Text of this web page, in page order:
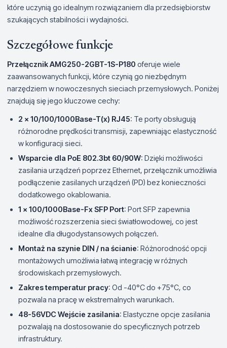
które uczynią go idealnym rozwiązaniem dla przedsiębiorstw
szukających stabilności i wydajności.
Szczegółowe funkcje
Przełącznik AMG250-2GBT-1S-P180 oferuje wiele
zaawansowanych funkcji, które czynią go niezbędnym
narzędziem w nowoczesnych sieciach przemysłowych. Poniżej
znajdują się jego kluczowe cechy:
2 x 10/100/1000Base-T(x) RJ45: Te porty obsługują
różnorodne prędkości transmisji, zapewniając elastyczność
w konfiguracji sieci.
Wsparcie dla PoE 802.3bt 60/90W: Dzięki możliwości
zasilania urządzeń poprzez Ethernet, przełącznik umożliwia
podłączenie zasilanych urządzeń (PD) bez konieczności
dodatkowego okablowania.
1 x 100/1000Base-Fx SFP Port: Port SFP zapewnia
możliwość rozszerzenia sieci światłowodowej, co jest
idealne dla długodystansowych połączeń.
Montaż na szynie DIN / na ścianie: Różnorodność opcji
montażowych umożliwia łatwą integrację w różnych
środowiskach przemysłowych.
Zakres temperatur pracy: Od -40°C do +75°C, co
pozwala na pracę w ekstremalnych warunkach.
48-56VDC Wejście zasilania: Elastyczne opcje zasilania
pozwalają na dostosowanie do specyficznych potrzeb
infrastruktury.